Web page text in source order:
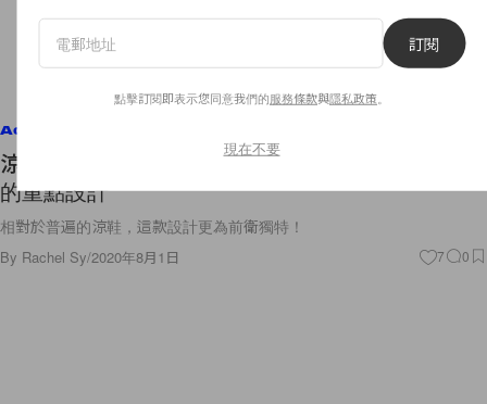
Accessories
涼鞋不能隨便挑！今季入手只著重這一個簡約貴氣
的重點設計
相對於普遍的涼鞋，這款設計更為前衛獨特！
By Rachel Sy/2020年8月1日 7 0
訂閱
點擊訂閱即表示您同意我們的服務條款與隱私政策
現在不要